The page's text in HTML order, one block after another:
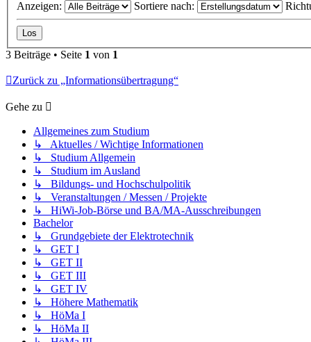
Anzeigen: Sortiere nach:
3 Beiträge • Seite 1 von 1
Zurück zu „Informationsübertragung“
Gehe zu
Allgemeines zum Studium
↳ Aktuelles / Wichtige Informationen
↳ Studium Allgemein
↳ Studium im Ausland
↳ Bildungs- und Hochschulpolitik
↳ Veranstaltungen / Messen / Projekte
↳ HiWi-Job-Börse und BA/MA-Ausschreibungen
Bachelor
↳ Grundgebiete der Elektrotechnik
↳ GET I
↳ GET II
↳ GET III
↳ GET IV
↳ Höhere Mathematik
↳ HöMa I
↳ HöMa II